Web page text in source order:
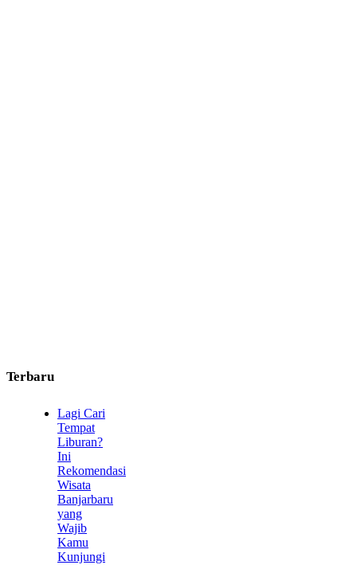
Terbaru
Lagi Cari
Tempat
Liburan?
Ini
Rekomendasi
Wisata
Banjarbaru
yang
Wajib
Kamu
Kunjungi